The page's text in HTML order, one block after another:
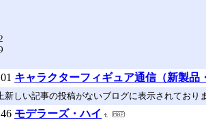
キャラクターフィギュア通信（新製品
新しい記事の投稿がないブログに表示されておりま
モデラーズ・ハイ